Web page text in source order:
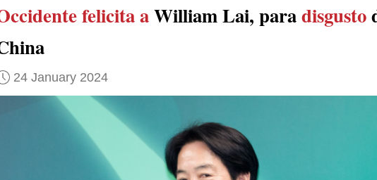
felicita aWilliam Lai, paradisgusto
24 January 2024